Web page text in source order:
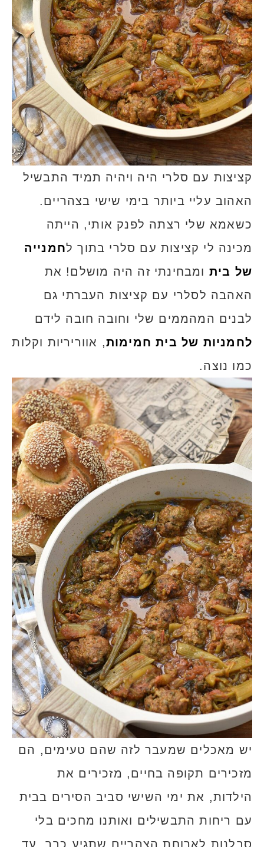
קציצות עם סלרי היה ויהיה תמיד התבשיל
האהוב עליי ביותר בימי שישי בצהריים.
כשאמא שלי רצתה לפנק אותי, הייתה
מכינה לי קציצות עם סלרי בתוך לחמנייה
של בית ומבחינתי זה היה מושלם! את
האהבה לסלרי עם קציצות העברתי גם
לבנים המהממים שלי וחובה חובה לידם
לחמניות של בית חמימות, אווריריות וקלות
כמו נוצה.
יש מאכלים שמעבר לזה שהם טעימים, הם
מזכירים תקופה בחיים, מזכירים את
הילדות, את ימי השישי סביב הסירים בבית
עם ריחות התבשילים ואותנו מחכים בלי
סבלנות לארוחת הצהריים שתגיע כבר. עד